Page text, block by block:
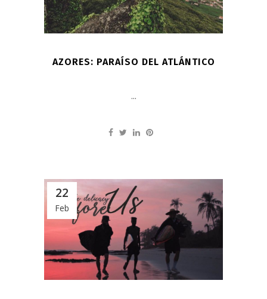
AZORES: PARAÍSO DEL ATLÁNTICO
...
22
Feb